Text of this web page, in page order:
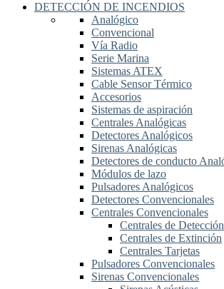
DETECCIÓN DE INCENDIOS
Analógico
Convencional
Vía Radio
Serie Marina
Sistemas ATEX
Cable Sensor Térmico
Accesorios
Sistemas de aspiración
Centrales Analógicas
Detectores Analógicos
Sirenas Analógicas
Detectores de conducto
Módulos de lazo
Pulsadores Analógicos
Detectores Convencionales
Centrales Convencionales
Centrales de Detección
Centrales de Extinción
Centrales Tarjetas
Pulsadores Convencionales
Sirenas Convencionales